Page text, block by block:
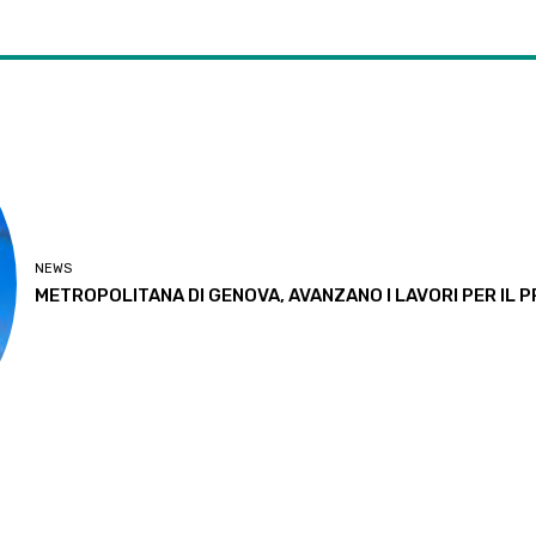
NEWS
METROPOLITANA DI GENOVA, AVANZANO I LAVORI PER IL